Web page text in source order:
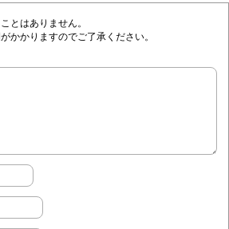
とはありません。
かかりますのでご了承ください。